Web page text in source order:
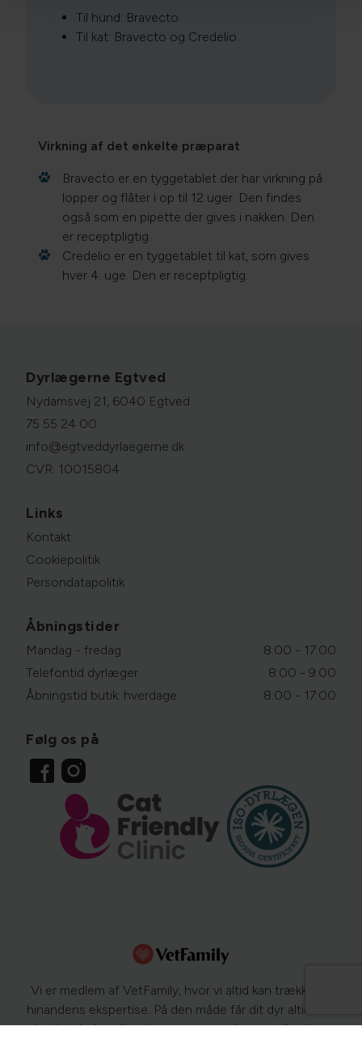
Til hund: Bravecto.
Til kat: Bravecto og Credelio.
Virkning af det enkelte præparat
Bravecto er en tyggetablet der har virkning på
lopper og flåter i op til 12 uger. Den findes
også som en pipette der gives i nakken. Den
er receptpligtig.
Credelio er en tyggetablet til kat, som gives
hver 4. uge. Den er receptpligtig.
Dyrlægerne Egtved
Nydamsvej 21, 6040 Egtved
75 55 24 00
info@egtveddyrlaegerne.dk
CVR: 10015804
Links
Kontakt
Cookiepolitik
Persondatapolitik
Åbningstider
Mandag - fredag
8:00 - 17:00
Telefontid dyrlæger
8:00 - 9:00
Åbningstid butik: hverdage
8:00 - 17:00
Følg os på
Vi er medlem af VetFamily, hvor vi altid kan trække på
hinandens ekspertise. På den måde får dit dyr altid den
bedste behandling. Læs mere om dyrs sundhed og